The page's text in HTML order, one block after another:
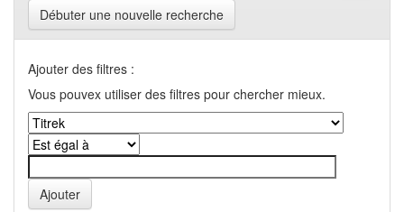
Débuter une nouvelle recherche
Ajouter des filtres :
Vous pouvex utiliser des filtres pour chercher mieux.